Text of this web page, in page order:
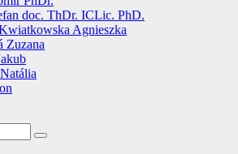
doc. ThDr. ICLic. PhD.
Agnieszka
Zuzana